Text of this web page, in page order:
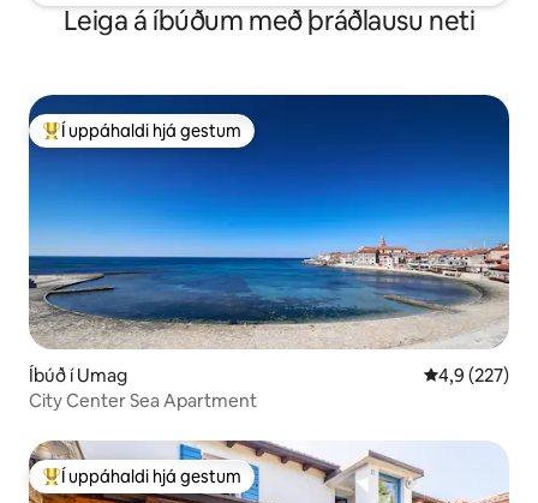
Leiga á íbúðum með þráðlausu neti
Í mestu uppáhaldi hjá gestum
Í uppáhaldi hjá gestum
Íbúð í Umag 4,9 af 5 í
4,9 (227)
City Center Sea Apartment
Í mestu uppáhaldi hjá gestum
Í uppáhaldi hjá gestum